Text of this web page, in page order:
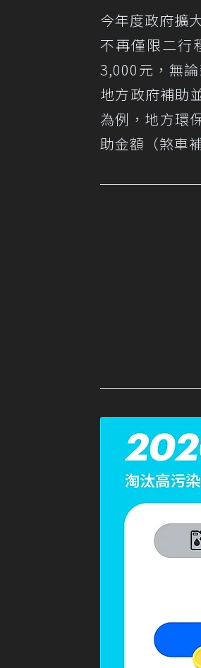
今年度政府擴
不再僅限二行
3,000元，無
地方政府補助
為例，地方環
助金額（煞車